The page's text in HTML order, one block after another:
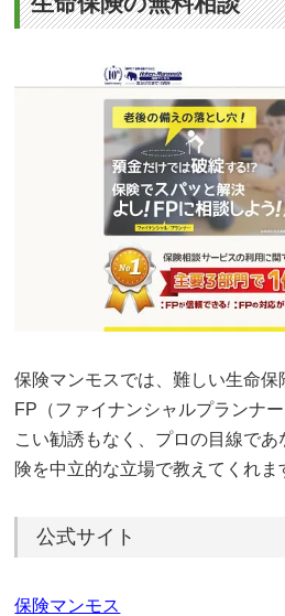
保険マンモスでは、難しい生命
FP（ファイナンシャルプランナ
こい勧誘もなく、プロの目線で
険を中立的な立場で教えてくれま
公式サイト
保険マンモス